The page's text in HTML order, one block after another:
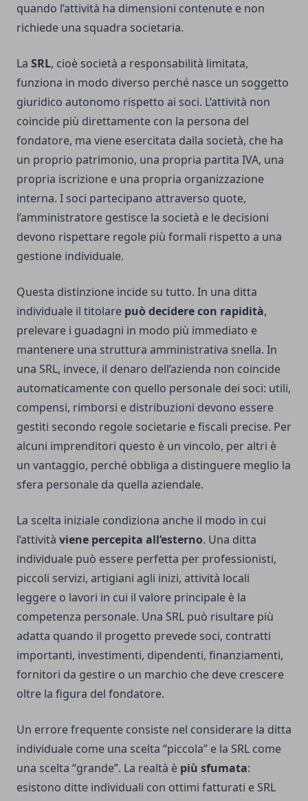
quando l’attività ha dimensioni contenute e non
richiede una squadra societaria.
La SRL, cioè società a responsabilità limitata,
funziona in modo diverso perché nasce un soggetto
giuridico autonomo rispetto ai soci. L’attività non
coincide più direttamente con la persona del
fondatore, ma viene esercitata dalla società, che ha
un proprio patrimonio, una propria partita IVA, una
propria iscrizione e una propria organizzazione
interna. I soci partecipano attraverso quote,
l’amministratore gestisce la società e le decisioni
devono rispettare regole più formali rispetto a una
gestione individuale.
Questa distinzione incide su tutto. In una ditta
individuale il titolare può decidere con rapidità,
prelevare i guadagni in modo più immediato e
mantenere una struttura amministrativa snella. In
una SRL, invece, il denaro dell’azienda non coincide
automaticamente con quello personale dei soci: utili,
compensi, rimborsi e distribuzioni devono essere
gestiti secondo regole societarie e fiscali precise. Per
alcuni imprenditori questo è un vincolo, per altri è
un vantaggio, perché obbliga a distinguere meglio la
sfera personale da quella aziendale.
La scelta iniziale condiziona anche il modo in cui
l’attività viene percepita all’esterno. Una ditta
individuale può essere perfetta per professionisti,
piccoli servizi, artigiani agli inizi, attività locali
leggere o lavori in cui il valore principale è la
competenza personale. Una SRL può risultare più
adatta quando il progetto prevede soci, contratti
importanti, investimenti, dipendenti, finanziamenti,
fornitori da gestire o un marchio che deve crescere
oltre la figura del fondatore.
Un errore frequente consiste nel considerare la ditta
individuale come una scelta “piccola” e la SRL come
una scelta “grande”. La realtà è più sfumata:
esistono ditte individuali con ottimi fatturati e SRL